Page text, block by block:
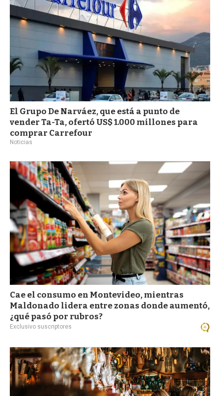
El Grupo De Narváez, que está a punto de
vender Ta-Ta, ofertó US$ 1.000 millones para
comprar Carrefour
Noticias
Cae el consumo en Montevideo, mientras
Maldonado lidera entre zonas donde aumentó,
¿qué pasó por rubros?
Exclusivo suscriptores